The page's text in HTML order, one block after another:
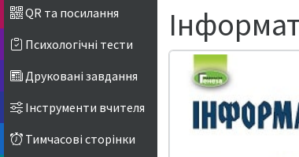
QR та посилання
Психологічні тести
Друковані завдання
Інструменти вчителя
Тимчасові сторінки